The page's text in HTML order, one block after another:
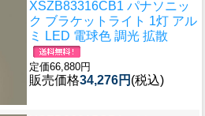
XSZB83316CB1 パナソニッ
ク ブラケットライト 1灯 アル
ミ LED 電球色 調光 拡散
定価66,880円
販売価格34,276円 (税込)